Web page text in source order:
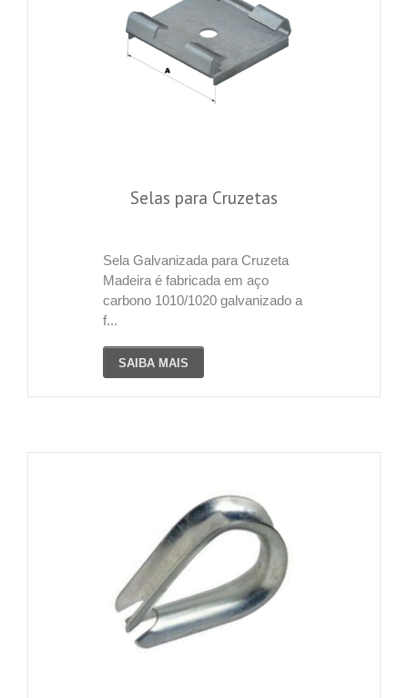
Selas para Cruzetas
Sela Galvanizada para Cruzeta
Madeira é fabricada em aço
carbono 1010/1020 galvanizado a
f...
SAIBA MAIS